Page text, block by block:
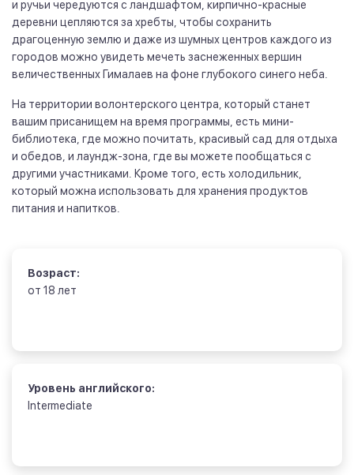
и ручьи чередуются с ландшафтом, кирпично-красные
деревни цепляются за хребты, чтобы сохранить
драгоценную землю и даже из шумных центров каждого из
городов можно увидеть мечеть заснеженных вершин
величественных Гималаев на фоне глубокого синего неба.
На территории волонтерского центра, который станет
вашим присанищем на время программы, есть мини-
библиотека, где можно почитать, красивый сад для отдыха
и обедов, и лаундж-зона, где вы можете пообщаться с
другими участниками. Кроме того, есть холодильник,
который можна использовать для хранения продуктов
питания и напитков.
Возраст:
от 18 лет
Уровень английского:
Intermediate